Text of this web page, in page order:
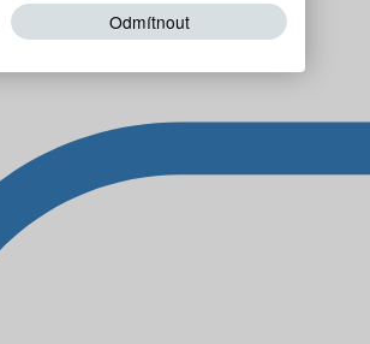
Odmítnout